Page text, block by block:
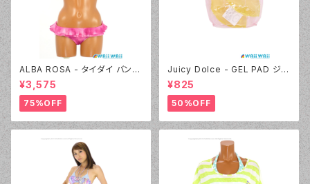
ALBA ROSA - タイダイ バンド
ゥ（14407 - 12:ピンク）
¥3,575
75%OFF
Juicy Dolce - GEL PAD ジェ
ルパッド（030 - 40:イエロー）
¥825
50%OFF